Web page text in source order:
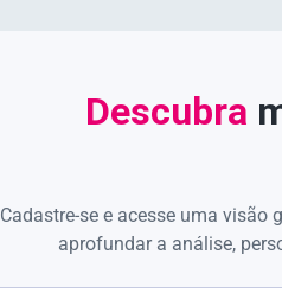
Descubra
Cadastre-se e acesse uma
aprofundar a análise,